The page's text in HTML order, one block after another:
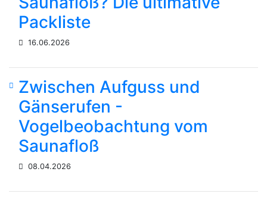
Packliste
16.06.2026
Zwischen Aufguss und
Gänserufen -
Vogelbeobachtung vom
Saunafloß
08.04.2026